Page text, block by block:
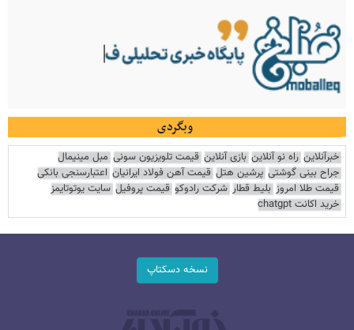
وبگردی
خبرآنلاین راه نو آنلاین بازی آنلاین قیمت تلویزیون سونی مبل مینیمال
جراح بینی گوشتی پرشین هتل قیمت آهن فولاد ایرانیان اعتبارسنجی بانکی
قیمت طلا امروز بلیط قطار شرکت رادوکو قیمت پروفیل سایت یوتوتایمز
خرید اکانت chatgpt
نسخه دسکتاپ